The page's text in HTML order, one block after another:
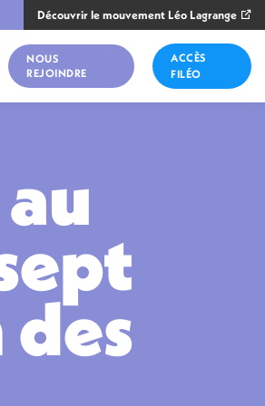
Découvrir le mouvement Léo Lagrange
NOUS
REJOINDRE
ACCÈS
FILÉO